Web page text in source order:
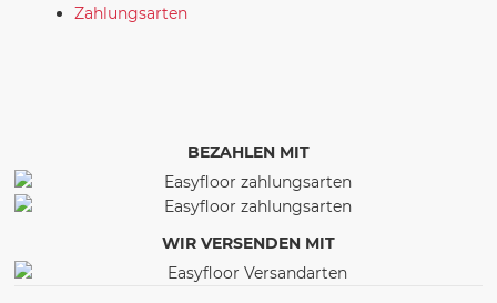
Zahlungsarten
BEZAHLEN MIT
WIR VERSENDEN MIT